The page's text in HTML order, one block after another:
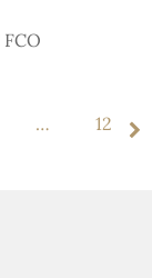
… 12